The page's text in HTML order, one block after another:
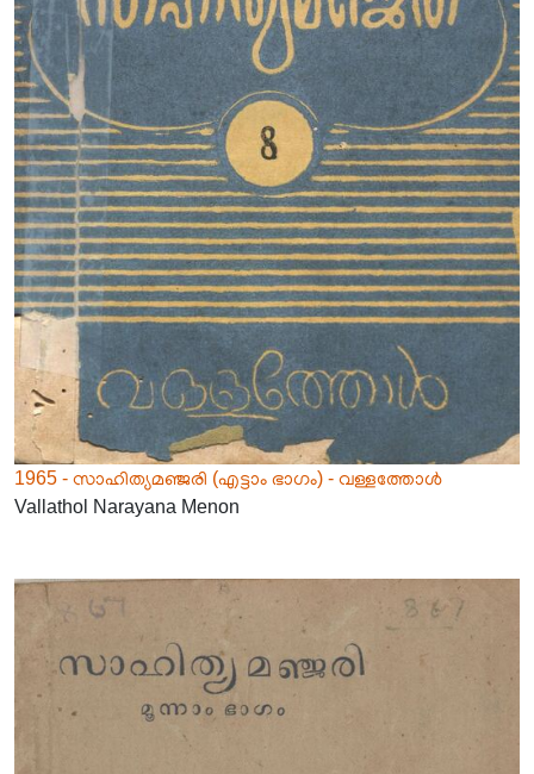
1965 - സാഹിത്യമഞ്ജരി (എട്ടാം ഭാഗം) - വള്ളത്തോൾ
Vallathol Narayana Menon